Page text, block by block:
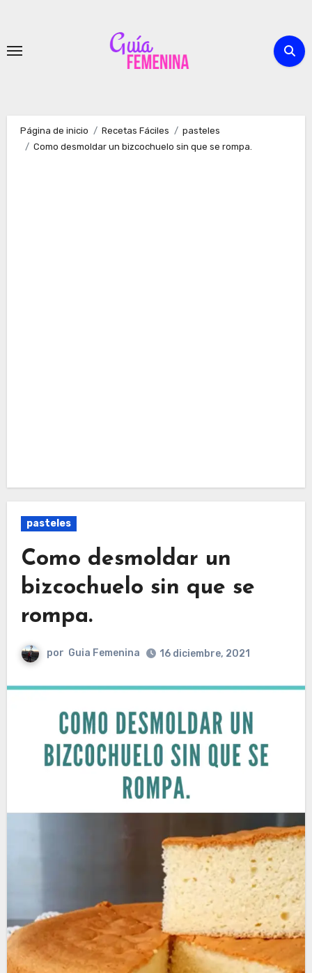
contenido
Página de inicio Recetas Fáciles
pasteles
Como desmoldar un bizcochuelo sin que se rompa.
pasteles
Como desmoldar un
bizcochuelo sin que se
rompa.
por Guia Femenina 16 diciembre, 2021